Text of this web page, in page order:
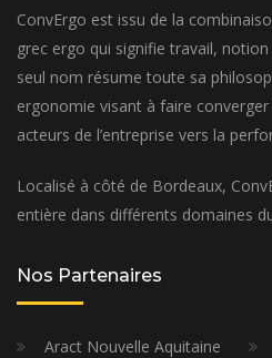
ConvErgo est issu de la
grec ergo qui signifie travail,
seul nom résume toute sa
ergonomie visant à faire
acteurs de l’entreprise vers la
Localisé à côté de Bordeaux,
entière dans différents domaines
Nos Partenaires
Aract Nouvelle Aquitaine